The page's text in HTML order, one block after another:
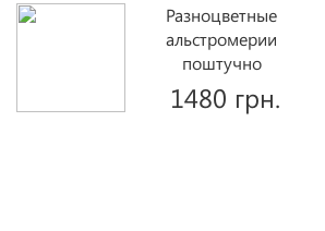
Разноцветные
альстромерии
поштучно
1480 грн.